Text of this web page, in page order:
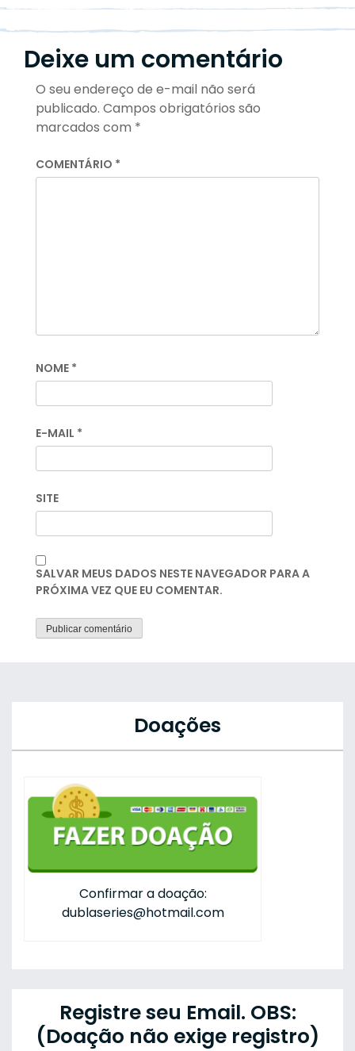
Deixe um comentário
O seu endereço de e-mail não será
publicado. Campos obrigatórios são
marcados com *
COMENTÁRIO *
NOME *
E-MAIL *
SITE
SALVAR MEUS DADOS NESTE NAVEGADOR PARA A
PRÓXIMA VEZ QUE EU COMENTAR.
Doações
Confirmar a doação:
dublaseries@hotmail.com
Registre seu Email. OBS:
(Doação não exige registro)